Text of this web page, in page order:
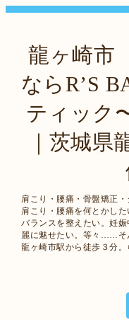
龍ヶ崎市
ならR’S
ティック
｜茨城県
肩こり・腰痛・骨盤矯正
肩こり・腰痛を何とかし
バランスを整えたい。妊
麗に魅せたい。等々……そ
龍ヶ崎市駅から徒歩３分